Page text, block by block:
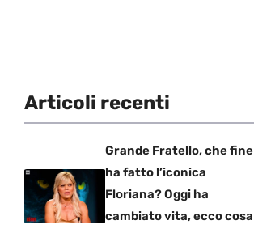
Articoli recenti
Grande Fratello, che fine
ha fatto l’iconica
Floriana? Oggi ha
cambiato vita, ecco cosa